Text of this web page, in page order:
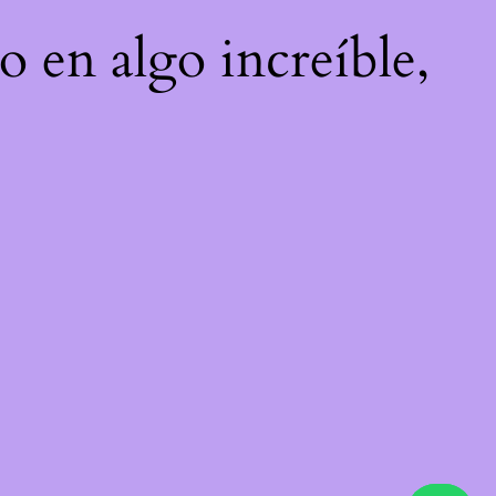
en algo increíble,